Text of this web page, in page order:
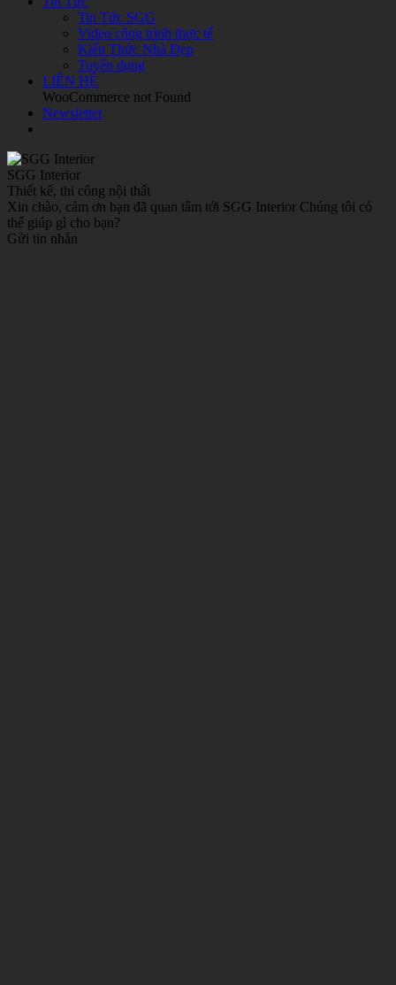
Tin Tức SGG
Video công trình thực tế
Kiến Thức Nhà Đẹp
Tuyển dụng
LIÊN HỆ
WooCommerce not Found
Newsletter
SGG Interior
Thiết kế, thi công nội thất
Xin chào, cảm ơn bạn đã quan tâm tới SGG Interior Chúng tôi có
thể giúp gì cho bạn?
Gửi tin nhắn